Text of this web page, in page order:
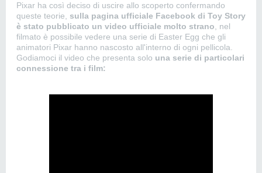
Pixar ha così deciso di uscire allo scoperto confermando
queste teorie, sulla pagina ufficiale Facebook di Toy Story
è stato pubblicato un video ufficiale molto strano , nel
filmato è possibile vedere una serie di Easter Egg che gli
animatori Pixar hanno nascosto all'interno di ogni pellicola.
Godiamoci il video che presenta solo una serie di particolari
connessione tra i film: